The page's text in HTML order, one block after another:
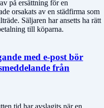
på ersättning för en
orsakats av en städfirma som
Säljaren har ansetts ha rätt
till köparna.
med e-post bör
från
tid har avslagits när en